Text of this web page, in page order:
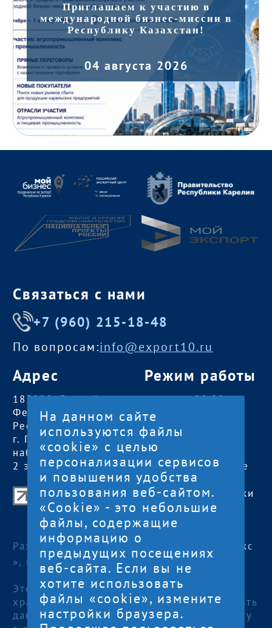
Приглашаем к участию в
международной бизнес-миссии в
Республику Казахстан!
04 августа 2026
Связаться с нами
+7 (960) 215-18-48
По вопросам:info@export10.ru
Адрес
185000, Российская
Федерация,
Республика Карелия
г. Петрозаводск,
наб. Гюллинга, 11 /
2 этаж, офис 2
Режим работы
пн — чт:09:00 —
18:00
пт:09:00 — 17:00
обед с 13:00 до
14:00
сб, вс— выходные
Центр поддержки экспорта Республики
Карелия
© 2012—2024
Разработка и поддержка сайта — «
Артлекс
», г. Петрозаводск
Этот сайт использует файлы cookies для
хранения данных. Продолжая использовать
данный сайт, Вы даете согласие на работу
На данном сайте
используются файлы
«cookie» с целью
персонализации сервисов
и повышения удобства
пользования веб-сайтом.
«Cookie» - это небольшие
файлы, содержащие
информацию о
предыдущих посещениях
веб-сайта. Если вы не
хотите использовать
файлы «cookie», измените
настройки браузера.